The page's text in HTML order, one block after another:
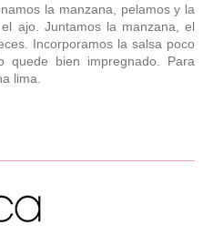
la manzana, pelamos y la
ajo. Juntamos la manzana, el
Incorporamos la salsa poco
bien impregnado. Para
lima.